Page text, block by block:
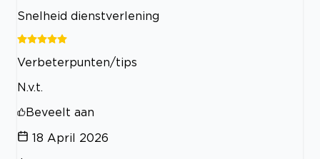
Snelheid dienstverlening
Verbeterpunten/tips
N.v.t.
Beveelt aan
18 April 2026